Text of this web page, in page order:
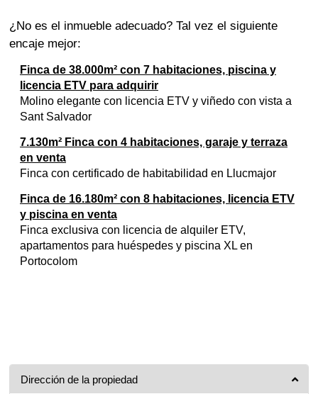
¿No es el inmueble adecuado? Tal vez el siguiente
encaje mejor:
Finca de 38.000m² con 7 habitaciones, piscina y
licencia ETV para adquirir
Molino elegante con licencia ETV y viñedo con vista a
Sant Salvador
7.130m² Finca con 4 habitaciones, garaje y terraza
en venta
Finca con certificado de habitabilidad en Llucmajor
Finca de 16.180m² con 8 habitaciones, licencia ETV
y piscina en venta
Finca exclusiva con licencia de alquiler ETV,
apartamentos para huéspedes y piscina XL en
Portocolom
Dirección de la propiedad